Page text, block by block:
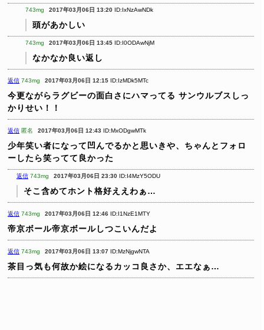
743mg 2017年03月06日 13:20 ID:IxNzAwNDk
頭があかしい
743mg 2017年03月06日 13:45 ID:I0ODAwNjM
なかなか良い返し
返信 743mg 2017年03月06日 12:15 ID:IzMDk5MTc
今更ながらラグビーの面白さにハマってる サンウルブスしっ
かりせい！！
返信 匿名 2017年03月06日 12:43 ID:MxODgwMTk
少年笑い者になって凹んでるかと思いきや、ちゃんとフォロ
ーしたら笑ってて良かった
返信 743mg 2017年03月06日 23:30 ID:I4MzY5ODU
そこ含めてホント格好ええわぁ…
返信 743mg 2017年03月06日 12:46 ID:I1NzE1MTY
帝京ボール帝京ボールしつこいんだよ
返信 743mg 2017年03月06日 13:07 ID:MzNjgwNTA
茶目っ気も何故か絵になるカッコ良さか、エエなぁ…